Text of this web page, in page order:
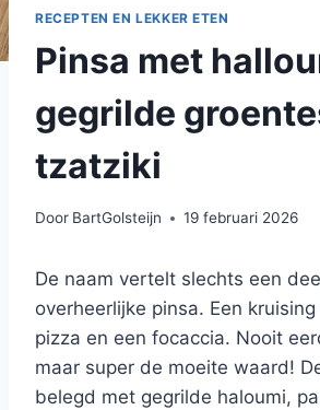
RECEPTEN EN LEKKER ETEN
Pinsa met
gegrilde
tzatziki
Door BartGolsteijn 19 februari 2026
De naam vertelt slechts een
overheerlijke pinsa. Een
pizza en een focaccia. Nooit
maar super de moeite waard!
belegd met gegrilde haloumi,